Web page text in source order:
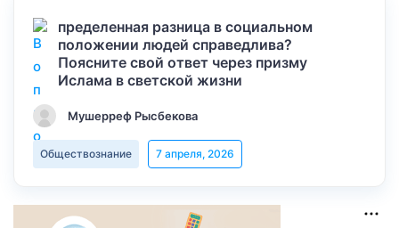
пределенная разница в социальном
положении людей справедлива?
Поясните свой ответ через призму
Ислама в светской жизни
Мушерреф Рысбекова
Обществознание 7 апреля, 2026